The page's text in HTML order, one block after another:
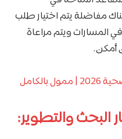
مفاضلة يتم اختيار طلب
المسارات ويتم مراعاة
أمكن.​
والتطوير: